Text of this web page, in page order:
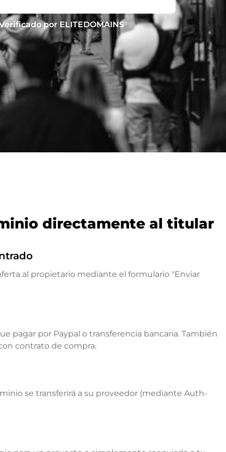
por ELITEDOMAINS
directamente al titular
al propietario mediante el formulario "Enviar
pagar por Paypal o transferencia bancaria. También
contrato de compra.
se transferirá a su proveedor (mediante Auth-